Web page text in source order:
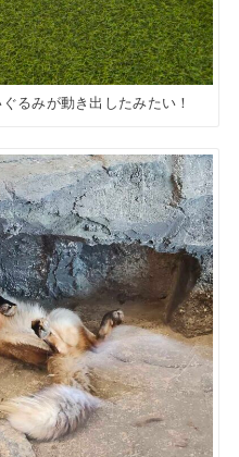
るみが動き出したみたい！